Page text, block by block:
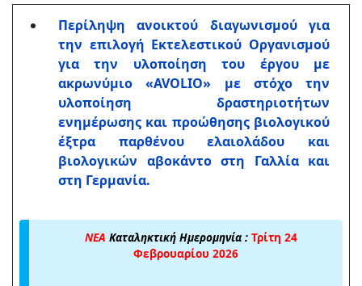
Περίληψη ανοικτού διαγωνισμού για
την επιλογή Εκτελεστικού Οργανισμού
για την υλοποίηση του έργου με
ακρωνύμιο «AVOLIO» με στόχο την
υλοποίηση δραστηριοτήτων
ενημέρωσης και προώθησης βιολογικού
έξτρα παρθένου ελαιολάδου και
βιολογικών αβοκάντο στη Γαλλία και
στη Γερμανία.
ΝΕΑ Καταληκτική Ημερομηνία : Τρίτη 24
Φεβρουαρίου 2026